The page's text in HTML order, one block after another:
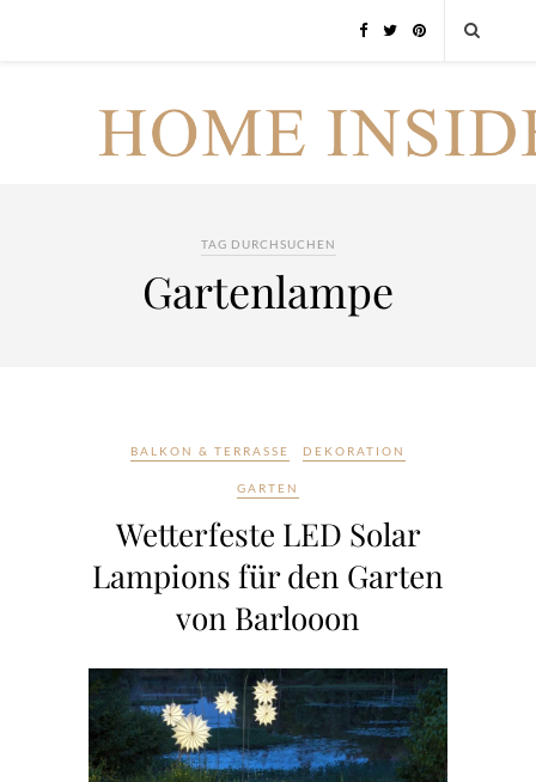
TAG DURCHSUCHEN
Gartenlampe
BALKON & TERRASSE DEKORATION
GARTEN
Wetterfeste LED Solar
Lampions für den Garten
von Barlooon